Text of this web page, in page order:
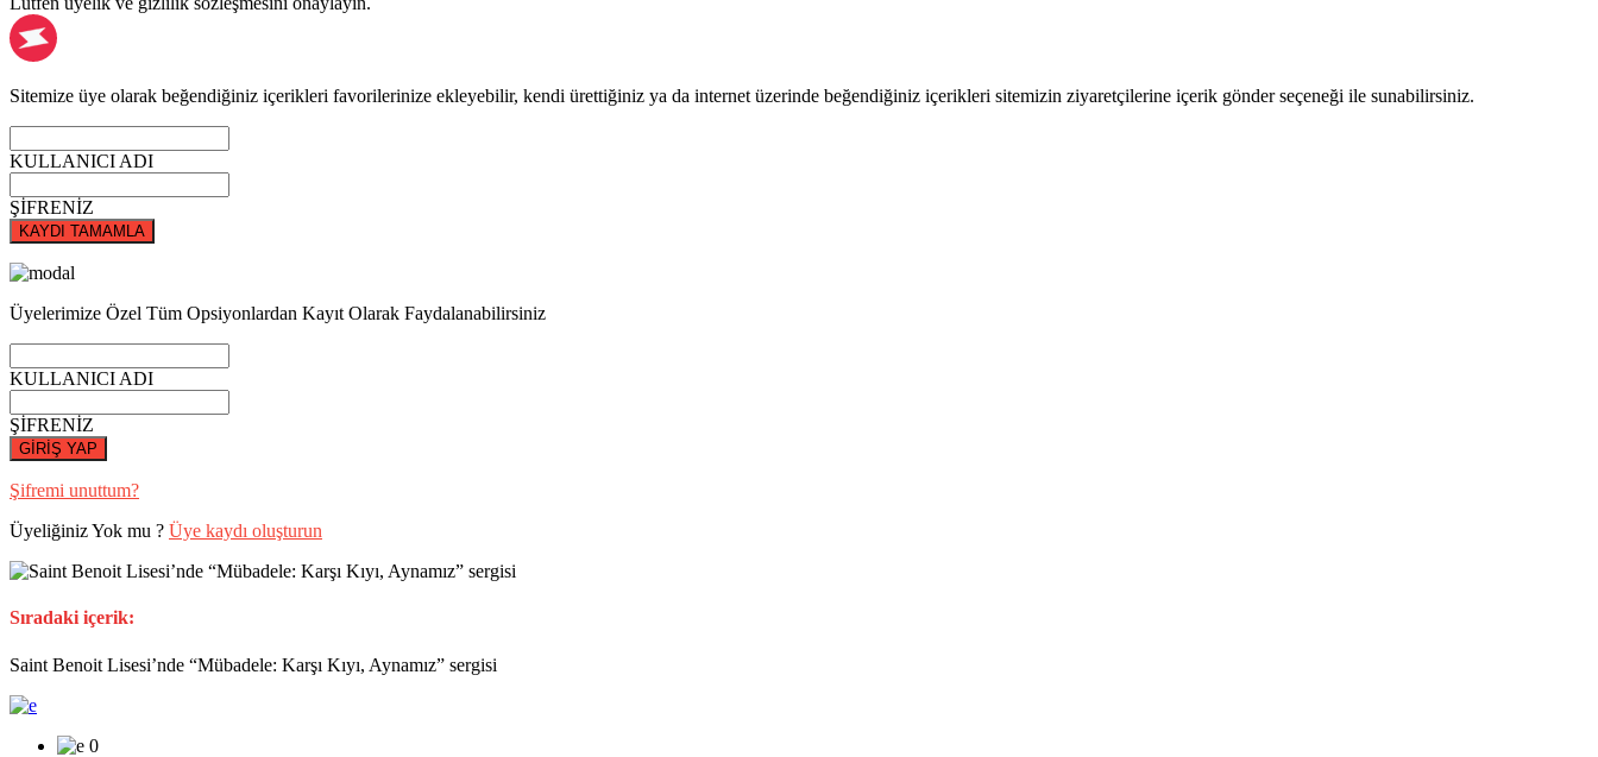
Sitemize üye olarak beğendiğiniz içerikleri favorilerinize ekleyebilir, kendi ürettiğiniz ya da internet üzerinde beğendiğiniz içerikleri sitemizin ziyaretçilerine içerik gönder seçeneği ile sunabilirsiniz.
KULLANICI ADI
ŞİFRENİZ
KAYDI TAMAMLA
Üyelerimize Özel Tüm Opsiyonlardan Kayıt Olarak Faydalanabilirsiniz
KULLANICI ADI
ŞİFRENİZ
GİRİŞ YAP
Şifremi unuttum?
Üyeliğiniz Yok mu ? Üye kaydı oluşturun
Sıradaki içerik:
Saint Benoit Lisesi’nde “Mübadele: Karşı Kıyı, Aynamız” sergisi
0